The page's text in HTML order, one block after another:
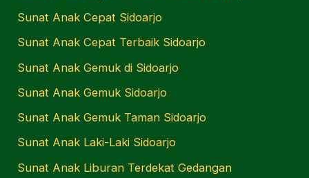
Sunat Anak Cepat Sidoarjo
Sunat Anak Cepat Terbaik Sidoarjo
Sunat Anak Gemuk di Sidoarjo
Sunat Anak Gemuk Sidoarjo
Sunat Anak Gemuk Taman Sidoarjo
Sunat Anak Laki-Laki Sidoarjo
Sunat Anak Liburan Terdekat Gedangan